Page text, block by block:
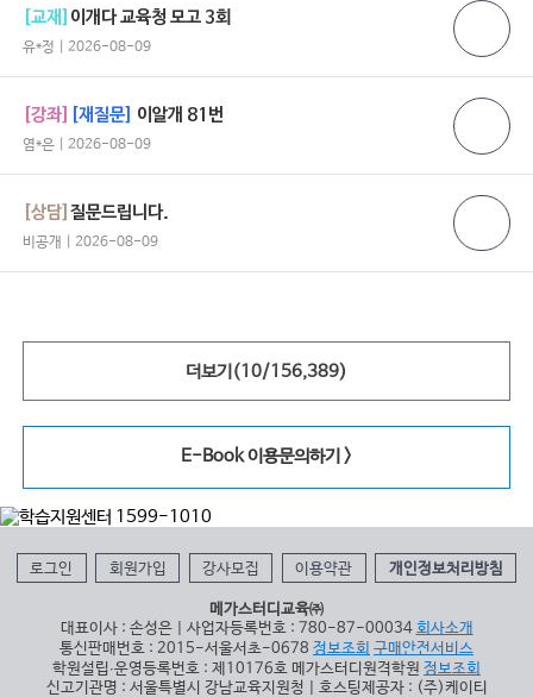
[교재] 이개다 교육청 모고 3회
유*정 | 2026-08-09
[강좌] [재질문] 이알개 81번
염*은 | 2026-08-09
[상담]질문드립니다.
비공개 | 2026-08-09
더보기(10/156,389)
E-Book 이용문의하기 >
로그인 회원가입 강사모집 이용약관 개인정보처리방침
메가스터디교육㈜
대표이사 : 손성은 | 사업자등록번호 : 780-87-00034 회사소개
통신판매번호 : 2015-서울서초-0678 정보조회 구매안전서비스
학원설립∙운영등록번호 : 제10176호 메가스터디원격학원 정보조회
신고기관명 : 서울특별시 강남교육지원청 | 호스팅제공자 : (주)케이티